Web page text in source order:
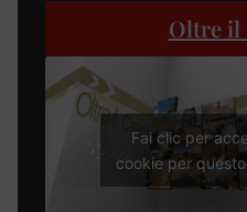
Oltre il
Fai clic per
cookie per